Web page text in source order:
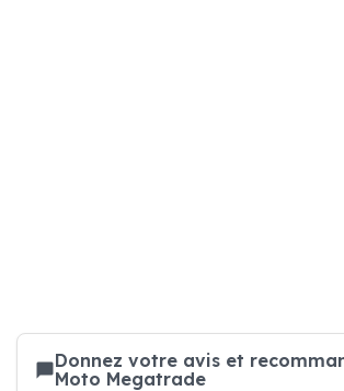
Donnez votre avis et
Moto Megatrade